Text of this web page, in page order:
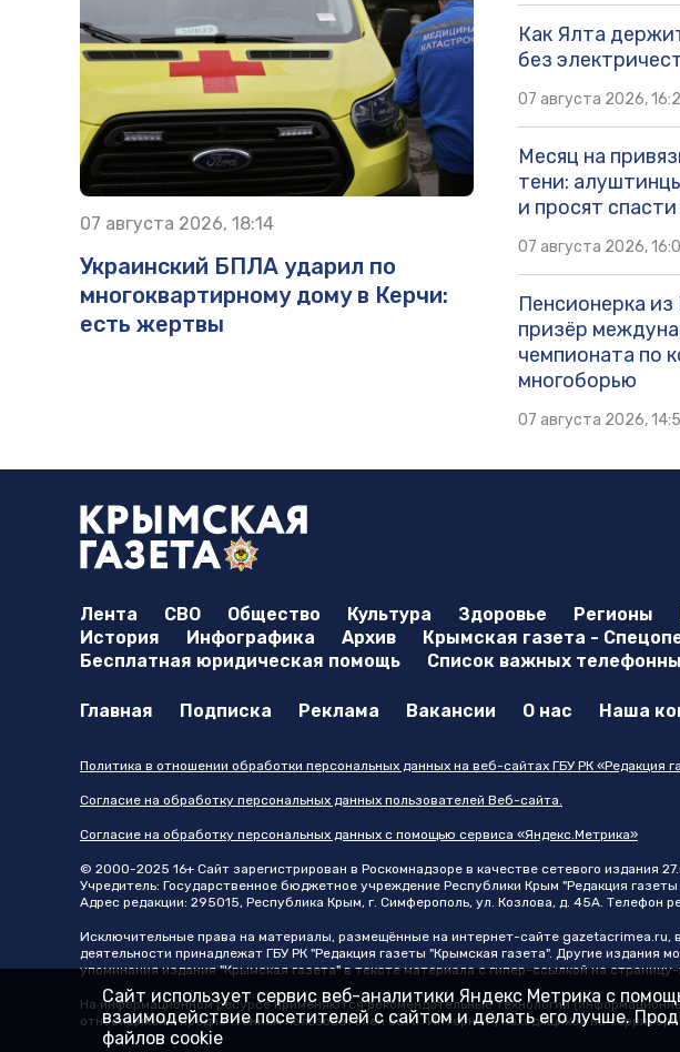
07 августа 2026, 18:14
Украинский БПЛА ударил по
многоквартирному дому в Керчи:
есть жертвы
Как Ялта
без
07 августа 2026,
Месяц на
тени:
и просят
07 августа 2026,
Пенсионерка
призёр
чемпионата по
многоборью
07 августа 2026,
Лента СВО Общество Культура Здоровье Регионы
История
Инфографика Архив Крымская газета -
Бесплатная юридическая помощь
Список важных
Главная Подписка Реклама Вакансии О нас Наша
Политика в отношении обработки персональных данных на веб-сайтах ГБУ РК «Редакция
Согласие на обработку персональных данных пользователей Веб-сайта.
Согласие на обработку персональных данных с помощью сервиса «Яндекс.Метрика»
© 2000-2025 16+ Сайт зарегистрирован в Роскомнадзоре в качестве сетевого издания
Учредитель: Государственное бюджетное учреждение Республики Крым "Редакция
Адрес редакции: 295015, Республика Крым, г. Симферополь, ул. Козлова, д. 45А. Телефон
Исключительные права на материалы, размещённые на интернет-сайте gazetacrimea.ru,
деятельности принадлежат ГБУ РК "Редакция газеты "Крымская газета". Другие издания
упоминания издания "Крымская газета" в тексте материала с гипер-ссылкой на
На информационном ресурсе применяются рекомендательные технологии
относящихся к предпочтениям пользователей сети "Интернет", находящихся на
Сайт использует сервис веб-аналитики Яндекс Метрика с
взаимодействие посетителей с сайтом и делать его лучше.
файлов cookie